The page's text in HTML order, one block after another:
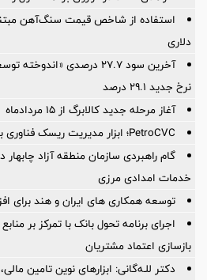
استفاده از شاخص قیمت سنگ‌آهن
دلاری
آخرین سود ۲۷.۷ درصدی
نرخ جدید ۲۹.۱ درصد
آغاز مرحله جدید کالابرگ از ۱۵ مردادماه
PetroCVC؛ ابزار مدیریت ریسک فناوری برای هلدینگ
گام راهبردی سازمان منطقه آزاد
خدمات امدادی مرزی
توسعه همکاری های ایران و هند برای
اجرای برنامه تحول بانک با تمرکز بر
بازسازی اعتماد مشتریان
دکتر للـه‌گانی: ابزارهای نوین تامین